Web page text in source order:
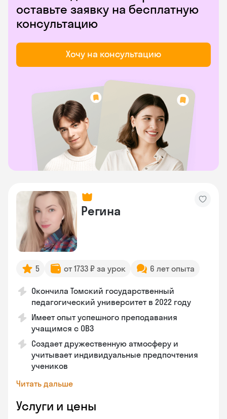
оставьте заявку на бесплатную
консультацию
Хочу на консультацию
Регина
5 от 1733 ₽ за урок 6 лет опыта
Окончила Томский государственный
педагогический университет в 2022 году
Имеет опыт успешного преподавания
учащимся с ОВЗ
Создает дружественную атмосферу и
учитывает индивидуальные предпочтения
учеников
Читать дальше
Услуги и цены